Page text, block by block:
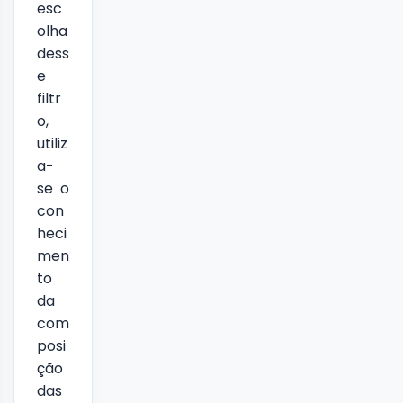
esc
olha
dess
e
filtr
o,
utiliz
a-
se o
con
heci
men
to
da
com
posi
ção
das